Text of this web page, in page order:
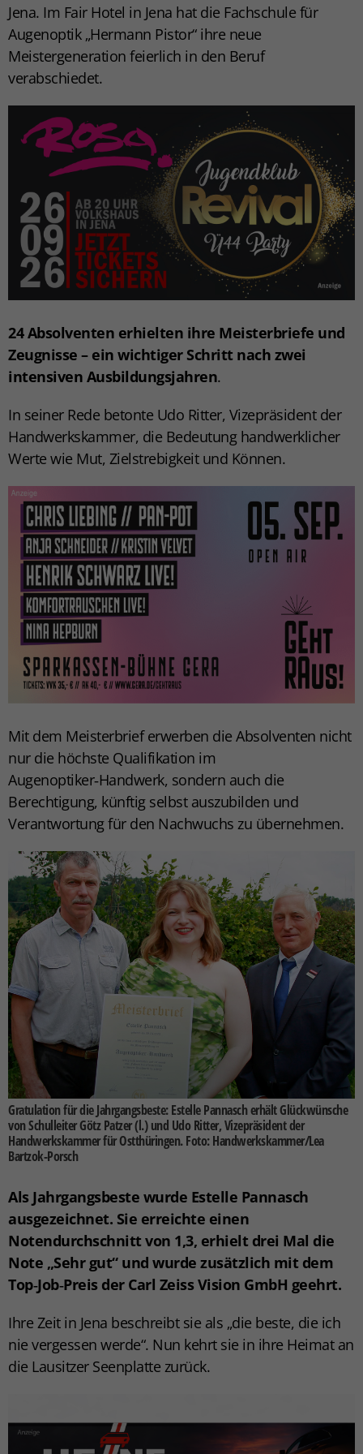
Jena. Im Fair Hotel in Jena hat die Fachschule für
Augenoptik „Hermann Pistor“ ihre neue
Meistergeneration feierlich in den Beruf
verabschiedet.
24 Absolventen erhielten ihre Meisterbriefe und
Zeugnisse – ein wichtiger Schritt nach zwei
intensiven Ausbildungsjahren.
In seiner Rede betonte Udo Ritter, Vizepräsident der
Handwerkskammer, die Bedeutung handwerklicher
Werte wie Mut, Zielstrebigkeit und Können.
Mit dem Meisterbrief erwerben die Absolventen nicht
nur die höchste Qualifikation im
Augenoptiker‑Handwerk, sondern auch die
Berechtigung, künftig selbst auszubilden und
Verantwortung für den Nachwuchs zu übernehmen.
Gratulation für die Jahrgangsbeste: Estelle Pannasch erhält Glückwünsche
von Schulleiter Götz Patzer (l.) und Udo Ritter, Vizepräsident der
Handwerkskammer für Ostthüringen. Foto: Handwerkskammer/Lea
Bartzok-Porsch
Als Jahrgangsbeste wurde Estelle Pannasch
ausgezeichnet. Sie erreichte einen
Notendurchschnitt von 1,3, erhielt drei Mal die
Note „Sehr gut“ und wurde zusätzlich mit dem
Top‑Job‑Preis der Carl Zeiss Vision GmbH geehrt.
Ihre Zeit in Jena beschreibt sie als „die beste, die ich
nie vergessen werde“. Nun kehrt sie in ihre Heimat an
die Lausitzer Seenplatte zurück.